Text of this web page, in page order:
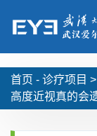
首页 - 诊疗项目 >
高度近视真的会